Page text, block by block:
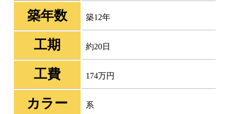
築年数 築12年
工期 約20日
工費 174万円
カラー 系